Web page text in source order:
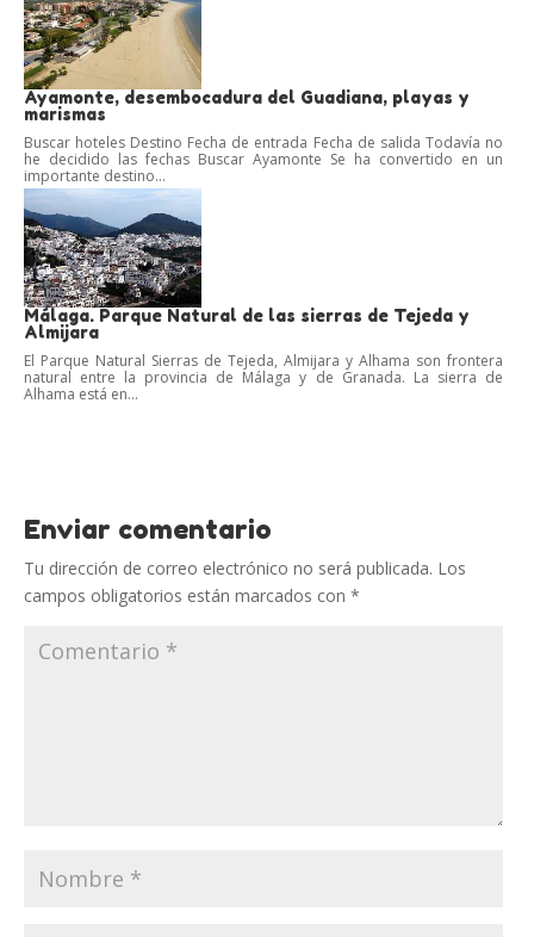
Ayamonte, desembocadura del Guadiana, playas y
marismas
Buscar hoteles Destino Fecha de entrada Fecha de salida Todavía no
he decidido las fechas Buscar Ayamonte Se ha convertido en un
importante destino...
Málaga. Parque Natural de las sierras de Tejeda y
Almijara
El Parque Natural Sierras de Tejeda, Almijara y Alhama son frontera
natural entre la provincia de Málaga y de Granada. La sierra de
Alhama está en...
Enviar comentario
Tu dirección de correo electrónico no será publicada. Los
campos obligatorios están marcados con *